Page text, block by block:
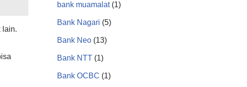
lain.
bank muamalat(1)
Bank Nagari (5)
Bank Neo (13)
Bank NTT (1)
Bank OCBC (1)